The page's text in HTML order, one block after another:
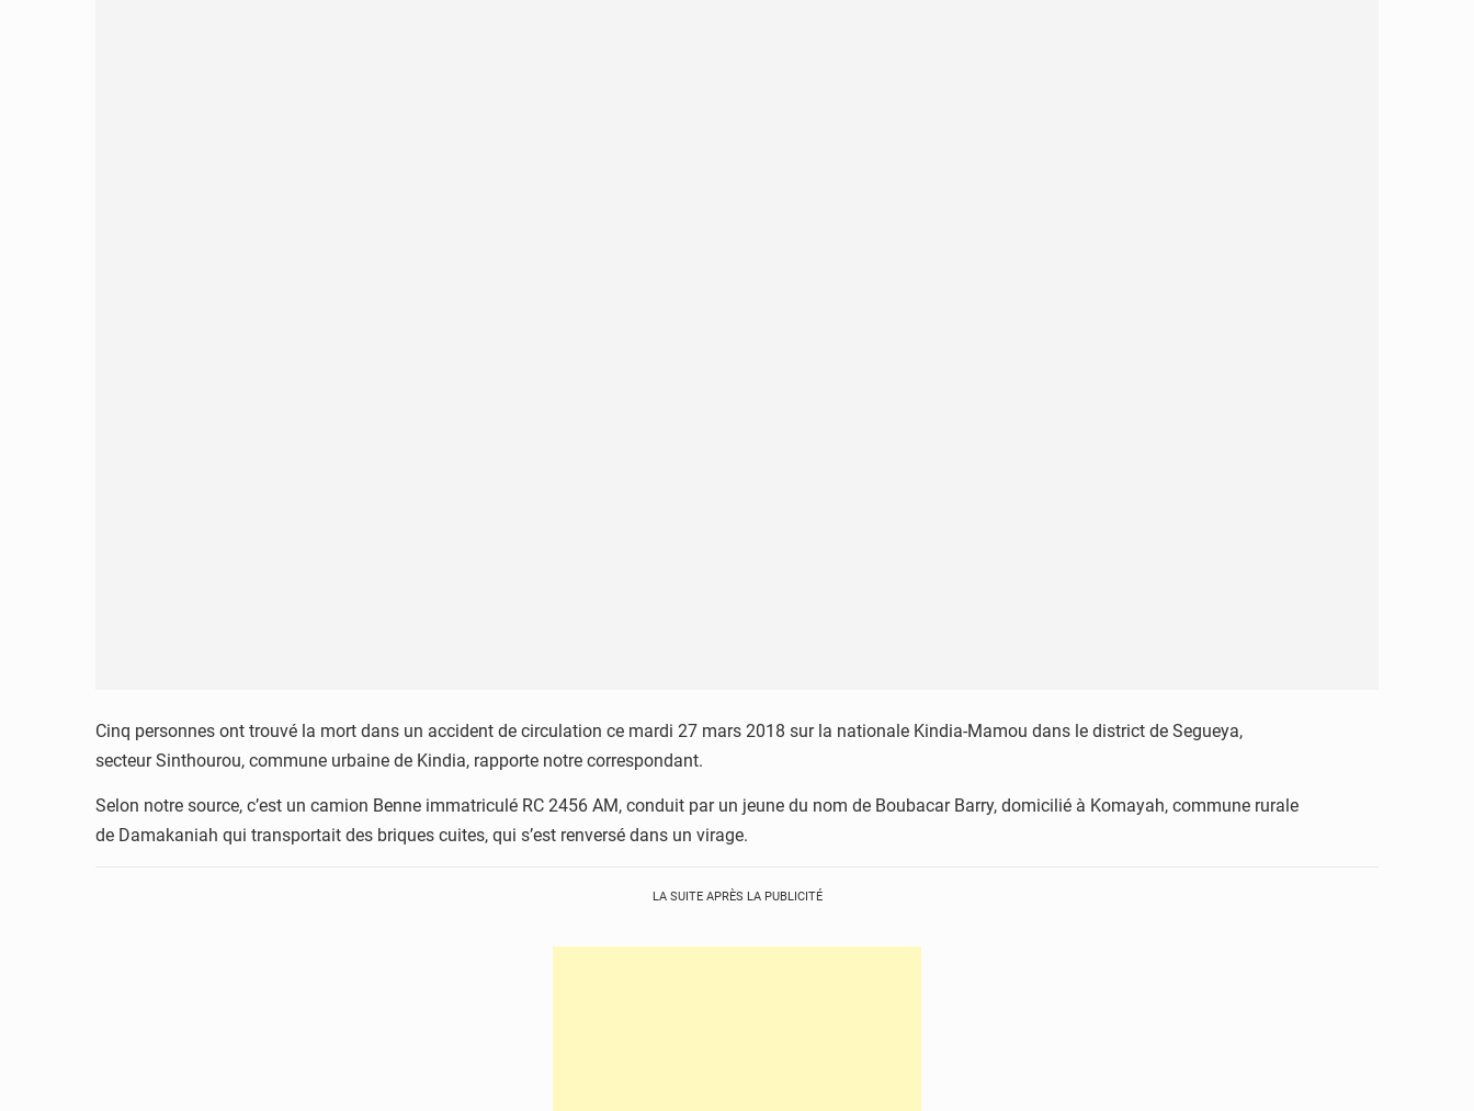
Cinq personnes ont trouvé la mort dans un accident de circulation ce mardi 27 mars 2018 sur la nationale Kindia-Mamou dans le district de Segueya,
secteur Sinthourou, commune urbaine de Kindia, rapporte notre correspondant.
Selon notre source, c’est un camion Benne immatriculé RC 2456 AM, conduit par un jeune du nom de Boubacar Barry, domicilié à Komayah, commune rurale
de Damakaniah qui transportait des briques cuites, qui s’est renversé dans un virage.
LA SUITE APRÈS LA PUBLICITÉ